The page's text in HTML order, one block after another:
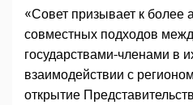
«Совет призывает к более
совместных подходов
государствами-членами в
взаимодействии с
открытие